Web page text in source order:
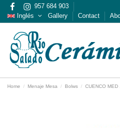
957 684 903
Inglés
Gallery Contact
Home Menaje Mesa Bolws CUENCO MED